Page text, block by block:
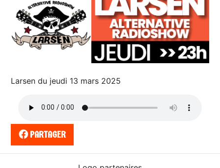
Larsen du jeudi 13 mars 2025
PARTAGER